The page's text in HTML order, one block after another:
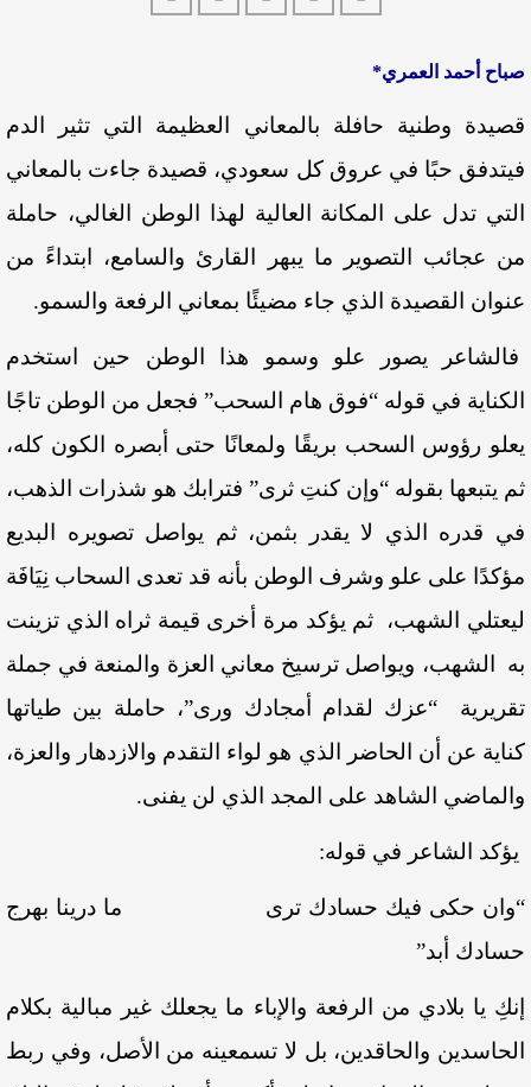
صباح أحمد العمري*
قصيدة وطنية حافلة بالمعاني العظيمة التي تثير الدم
فيتدفق حبًا في عروق كل سعودي، قصيدة جاءت بالمعاني
التي تدل على المكانة العالية لهذا الوطن الغالي، حاملة
من عجائب التصوير ما يبهر القارئ والسامع، ابتداءً من
عنوان القصيدة الذي جاء مضيئًا بمعاني الرفعة والسمو.
فالشاعر يصور علو وسمو هذا الوطن حين استخدم
الكناية في قوله “فوق هام السحب” فجعل من الوطن تاجًا
يعلو رؤوس السحب بريقًا ولمعانًا حتى أبصره الكون كله،
ثم يتبعها بقوله “وإن كنتِ ثرى” فترابك هو شذرات الذهب،
في قدره الذي لا يقدر بثمن، ثم يواصل تصويره البديع
مؤكدًا على علو وشرف الوطن بأنه قد تعدى السحاب نِيَافَة
ليعتلي الشهب، ثم يؤكد مرة أخرى قيمة ثراه الذي تزينت
به الشهب، ويواصل ترسيخ معاني العزة والمنعة في جملة
تقريرية “عزك لقدام أمجادك ورى”، حاملة بين طياتها
كناية عن أن الحاضر الذي هو لواء التقدم والازدهار والعزة،
والماضي الشاهد على المجد الذي لن يفنى.
يؤكد الشاعر في قوله:
“وان حكى فيك حسادك ترى ما درينا بهرج
حسادك أبد”
إنكِ يا بلادي من الرفعة والإباء ما يجعلك غير مبالية بكلام
الحاسدين والحاقدين، بل لا تسمعينه من الأصل، وفي ربط